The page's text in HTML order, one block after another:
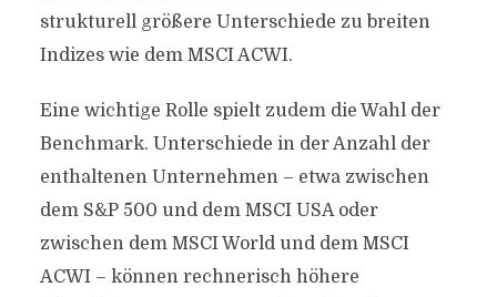
strukturell größere Unterschiede zu breiten
Indizes wie dem MSCI ACWI.
Eine wichtige Rolle spielt zudem die Wahl der
Benchmark. Unterschiede in der Anzahl der
enthaltenen Unternehmen – etwa zwischen
dem S&P 500 und dem MSCI USA oder
zwischen dem MSCI World und dem MSCI
ACWI – können rechnerisch höhere